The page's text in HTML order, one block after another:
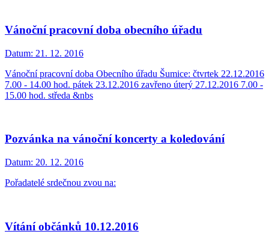
Vánoční pracovní doba obecního úřadu
Datum: 21. 12. 2016
Vánoční pracovní doba Obecního úřadu Šumice: čtvrtek 22.12.2016
7.00 - 14.00 hod. pátek 23.12.2016 zavřeno úterý 27.12.2016 7.00 -
15.00 hod. středa &nbs
Pozvánka na vánoční koncerty a koledování
Datum: 20. 12. 2016
Pořadatelé srdečnou zvou na:
Vítání občánků 10.12.2016